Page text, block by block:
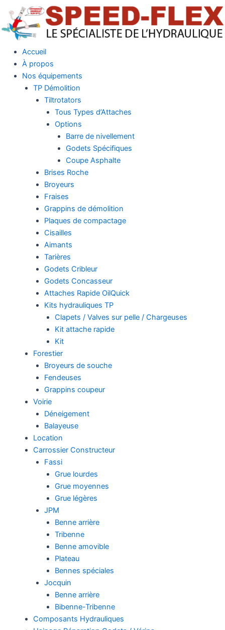
contenu
Accueil
À propos
Nos équipements
TP Démolition
Tiltrotators
Tous Types d’Attaches
Options
Barre de nivellement
Godets Spécifiques
Coupe Asphalte
Brises Roche
Broyeurs
Fraises
Grappins de démolition
Plaques de compactage
Cisailles
Aimants
Tarières
Godets Cribleur
Godets Concasseur
Attaches Rapide OilQuick
Kits hydrauliques TP
Clapets / Valves sur pelle / Chargeuses
Kit attache rapide
Kit
Forestier
Broyeurs de souche
Fendeuses
Grappins coupeur
Voirie
Déneigement
Balayeuse
Location
Carrossier Constructeur
Fassi
Grue lourdes
Grue moyennes
Grue légères
JPM
Benne arrière
Tribenne
Benne amovible
Plateau
Bennes spéciales
Jocquin
Benne arrière
Bibenne-Tribenne
Composants Hydrauliques